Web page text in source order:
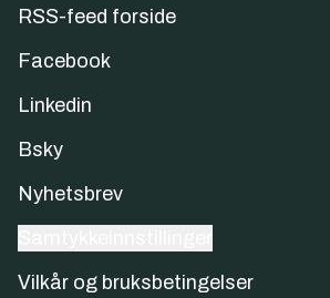
RSS-feed forside
Facebook
Linkedin
Bsky
Nyhetsbrev
Vilkår og bruksbetingelser